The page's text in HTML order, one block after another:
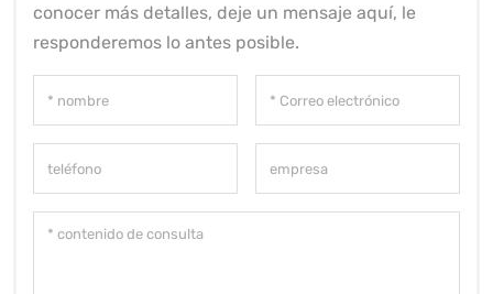
conocer más detalles, deje un mensaje aquí, le
responderemos lo antes posible.